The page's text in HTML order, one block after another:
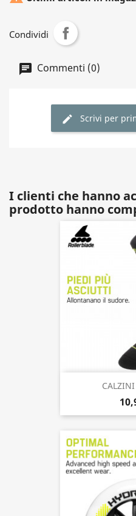
Condividi
Commenti (0)
Scrivi per
I clienti che hanno
prodotto hanno